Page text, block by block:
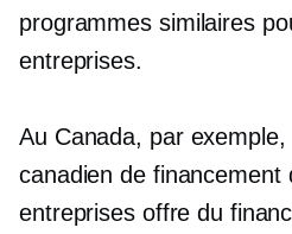
programmes similaires
entreprises.
Au Canada, par
canadien de financement
entreprises offre du